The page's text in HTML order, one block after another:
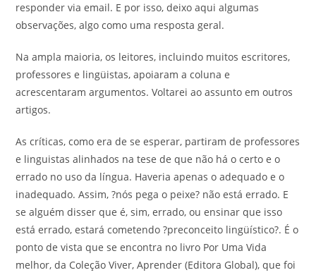
responder via email. E por isso, deixo aqui algumas
observações, algo como uma resposta geral.
Na ampla maioria, os leitores, incluindo muitos escritores,
professores e lingüistas, apoiaram a coluna e
acrescentaram argumentos. Voltarei ao assunto em outros
artigos.
As críticas, como era de se esperar, partiram de professores
e linguistas alinhados na tese de que não há o certo e o
errado no uso da língua. Haveria apenas o adequado e o
inadequado. Assim, ?nós pega o peixe? não está errado. E
se alguém disser que é, sim, errado, ou ensinar que isso
está errado, estará cometendo ?preconceito lingüístico?. É o
ponto de vista que se encontra no livro Por Uma Vida
melhor, da Coleção Viver, Aprender (Editora Global), que foi